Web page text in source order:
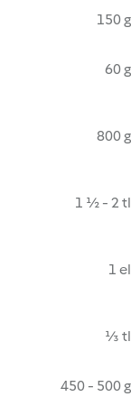
150 g
60 g
800 g
1 ½ - 2 tl
1 el
⅓ tl
450 - 500 g